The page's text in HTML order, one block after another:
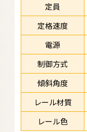
定員
定格速度
電源
制御方式
傾斜角度
レール材質
レール色